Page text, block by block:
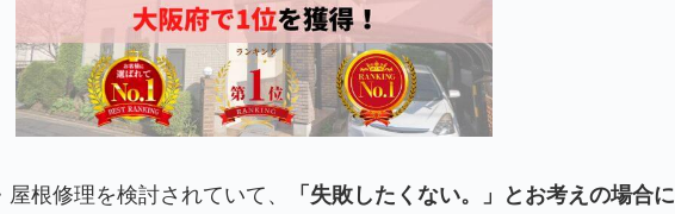
根修理を検討されていて、
「失敗したくない。」とお考えの場合に